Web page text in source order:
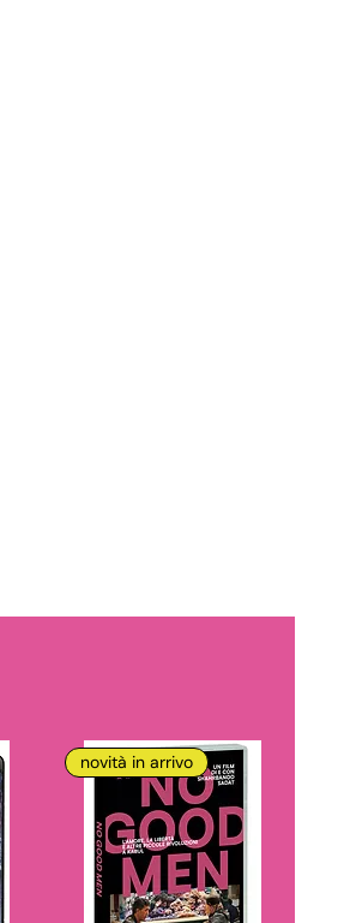
novità in arrivo